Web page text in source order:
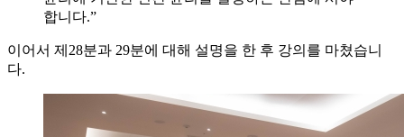
합니다.”
이어서 제28분과 29분에 대해 설명을 한 후 강의를 마쳤습니
다.